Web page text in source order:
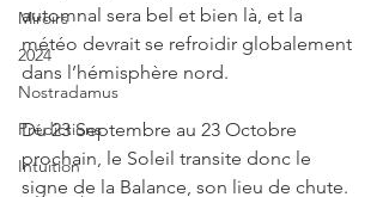
Miroirs
2024
Nostradamus
Prédictions
Intuition
automnal sera bel et bien là, et la
météo devrait se refroidir globalement
dans l’hémisphère nord.
Du 23 Septembre au 23 Octobre
prochain, le Soleil transite donc le
signe de la Balance, son lieu de chute.